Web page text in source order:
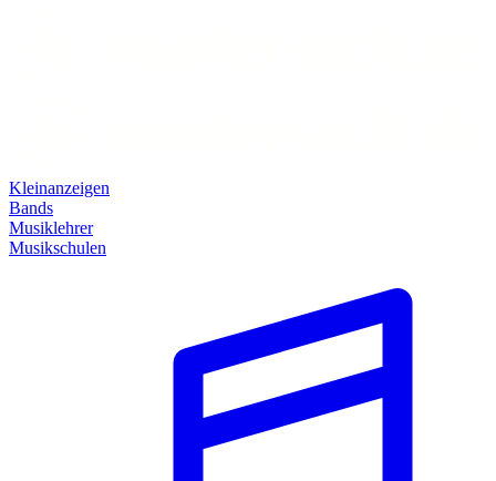
Kleinanzeigen
Bands
Musiklehrer
Musikschulen